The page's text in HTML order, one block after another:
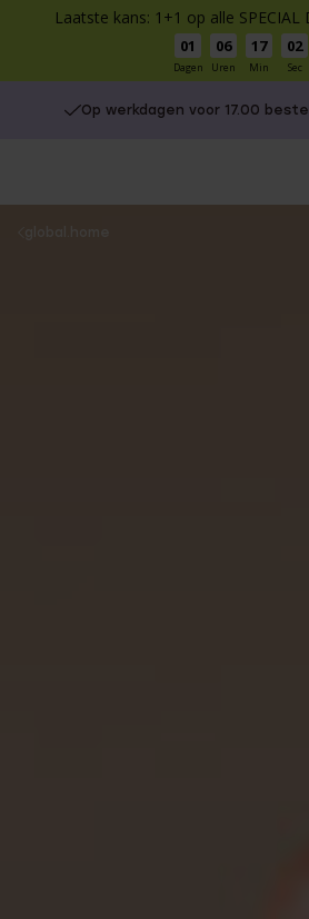
Laatste kans: 1+1 op alle SPECIAL
01
Dagen
06
Uren
17
Min
01
Sec
Op werkdagen voor 17.00